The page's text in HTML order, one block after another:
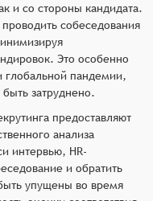
и со стороны кандидата.
собеседования
Это особенно
глобальной пандемии,
затруднено.
предоставляют
анализа
интервью, HR-
и обратить
упущены во время